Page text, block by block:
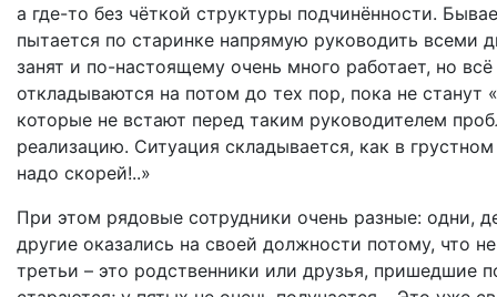
а где-то без чёткой структуры подчинённости.
пытается по старинке напрямую руководить всеми
занят и по-настоящему очень много работает, но
откладываются на потом до тех пор, пока не
которые не встают перед таким руководителем
реализацию. Ситуация складывается, как в
надо скорей!..»
При этом рядовые сотрудники очень разные: одни,
другие оказались на своей должности потому, что
третьи – это родственники или друзья, пришедшие